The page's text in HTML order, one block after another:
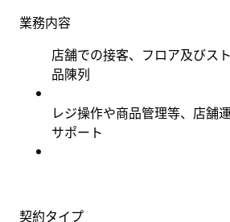
業務内容
店舗での接客、フロア及びス
品陳列
レジ操作や商品管理等、店舗
サポート
契約タイプ